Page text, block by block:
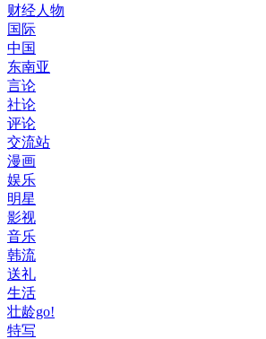
财经人物
国际
中国
东南亚
言论
社论
评论
交流站
漫画
娱乐
明星
影视
音乐
韩流
送礼
生活
壮龄go!
特写